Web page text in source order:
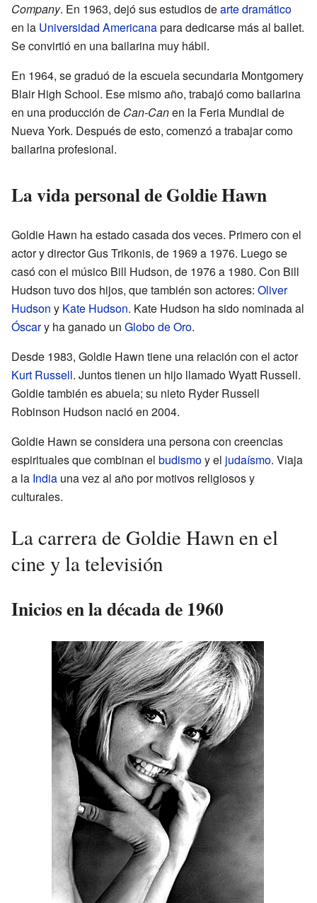
Company. En 1963, dejó sus estudios dearte dramático
en la Universidad Americanapara dedicarse más al ballet.
Se convirtió en una bailarina muy hábil.
En 1964, se graduó de la escuela secundaria Montgomery
Blair High School. Ese mismo año, trabajó como bailarina
en una producción de Can-Canen la Feria Mundial de
Nueva York. Después de esto, comenzó a trabajar como
bailarina profesional.
La vida personal de Goldie Hawn
Goldie Hawn ha estado casada dos veces. Primero con el
actor y director Gus Trikonis, de 1969 a 1976. Luego se
casó con el músico Bill Hudson, de 1976 a 1980. Con Bill
Hudson tuvo dos hijos, que también son actores: Oliver
Hudson y Kate Hudson. Kate Hudson ha sido nominada al
Óscary ha ganado un Globo de Oro.
Desde 1983, Goldie Hawn tiene una relación con el actor
Kurt Russell. Juntos tienen un hijo llamado Wyatt Russell.
Goldie también es abuela; su nieto Ryder Russell
Robinson Hudson nació en 2004.
Goldie Hawn se considera una persona con creencias
espirituales que combinan el budismoy el judaísmo. Viaja
a la India una vez al año por motivos religiosos y
culturales.
La carrera de Goldie Hawn en el
cine y la televisión
Inicios en la década de 1960